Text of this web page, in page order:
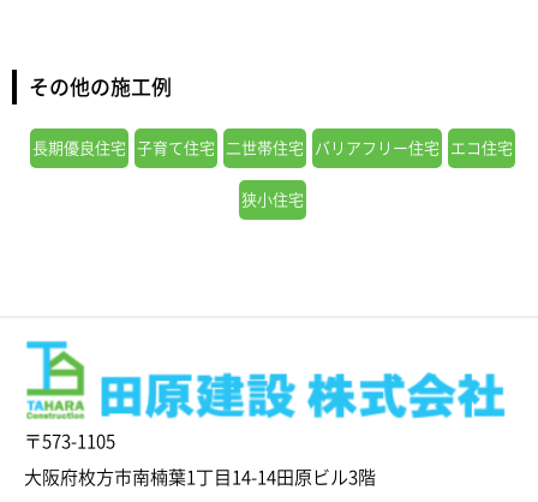
その他の施工例
長期優良住宅 子育て住宅 二世帯住宅 バリアフリー住宅 エコ住宅
狭小住宅
〒573-1105
大阪府枚方市南楠葉1丁目14-14田原ビル3階